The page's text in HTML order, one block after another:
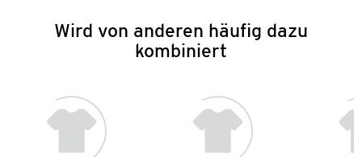
Wird von anderen häufig dazu
kombiniert